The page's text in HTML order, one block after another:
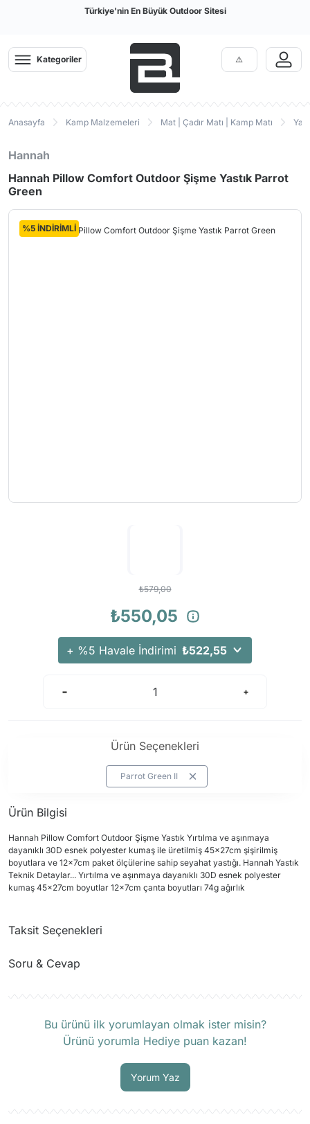
Türkiye'nin En Büyük Outdoor Sitesi
Kategoriler
Anasayfa Kamp Malzemeleri Mat | Çadır Matı | Kamp Matı
Hannah
Hannah Pillow Comfort Outdoor Şişme Yastık Parrot
Green
%5 İNDİRİMLİ
₺579,00
₺550,05
+ %5 Havale İndirimi ₺522,55
Ürün Seçenekleri
Parrot Green II
Ürün Bilgisi
Hannah Pillow Comfort Outdoor Şişme Yastık Yırtılma ve aşınmaya
dayanıklı 30D esnek polyester kumaş ile üretilmiş 45x27cm şişirilmiş
boyutlara ve 12x7cm paket ölçülerine sahip seyahat yastığı. Hannah Yastık
Teknik Detaylar... Yırtılma ve aşınmaya dayanıklı 30D esnek polyester
kumaş 45x27cm boyutlar 12x7cm çanta boyutları 74g ağırlık
Taksit Seçenekleri
Soru & Cevap
Bu ürünü ilk yorumlayan olmak ister misin?
Ürünü yorumla Hediye puan kazan!
Yorum Yaz